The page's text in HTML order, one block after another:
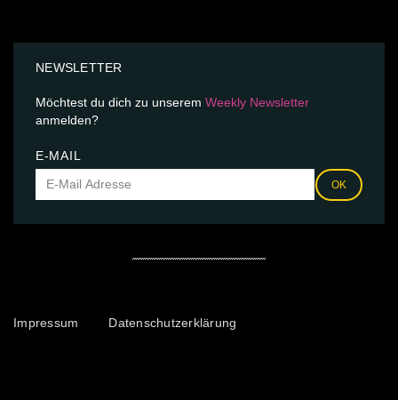
NEWSLETTER
Möchtest du dich zu unserem Weekly Newsletter
anmelden?
E-MAIL
OK
Impressum Datenschutzerklärung